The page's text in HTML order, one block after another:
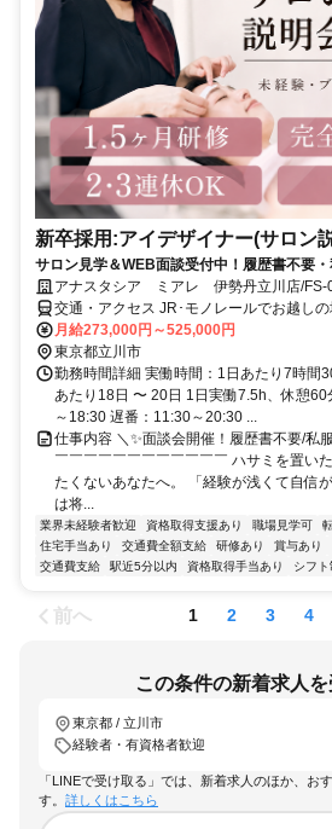
新卒採用:アイデザイナー(サロン
サロン見学＆WEB面談受付中！履歴書不要・
アナスタシア ミアレ 伊勢丹立川店/FS-
交通・アクセス JR･モノレールでお越しの
デストリアンデッキを通り、2階正面玄関
ール立川北駅から、3階連絡口へ徒歩1分。
月給273,000円～525,000円
東京都立川市
勤務時間詳細 実働時間：1日あたり7時間
あたり18日 〜 20日 1日実働7.5h、休憩
～18:30 遅番：11:30～20:30 ...
仕事内容 ＼✨面談会開催！履歴書不要/私
￣￣￣￣￣￣￣￣￣￣￣￣ ハサミを置い
たくないあなたへ。 「経験が浅くて自信
は将...
業界未経験者歓迎 資格取得支援あり 職場見学可
住宅手当あり
交通費全額支給 研修あり 賞与あり
交通費支給
駅近5分以内 資格取得手当あり シフト
前へ 1 2 3 4
この条件の新着求人
東京都 / 立川市
経験者・有資格者歓迎
「LINEで受け取る」では、新着求人のほか、お
す。 詳しくはこちら